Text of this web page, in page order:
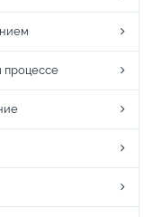
процессе